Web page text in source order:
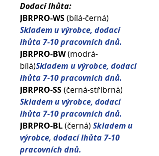
Dodací lhůta:
JBRPRO-WS(bílá-černá)
Skladem u výrobce, dodací
lhůta 7-10 pracovních dnů.
JBRPRO-BW(modrá-
bílá)Skladem u výrobce, dodací
lhůta 7-10 pracovních dnů.
JBRPRO-SS(černá-stříbrná)
Skladem u výrobce, dodací
lhůta 7-10 pracovních dnů.
JBRPRO-BL(černá) Skladem u
výrobce, dodací lhůta 7-10
pracovních dnů.